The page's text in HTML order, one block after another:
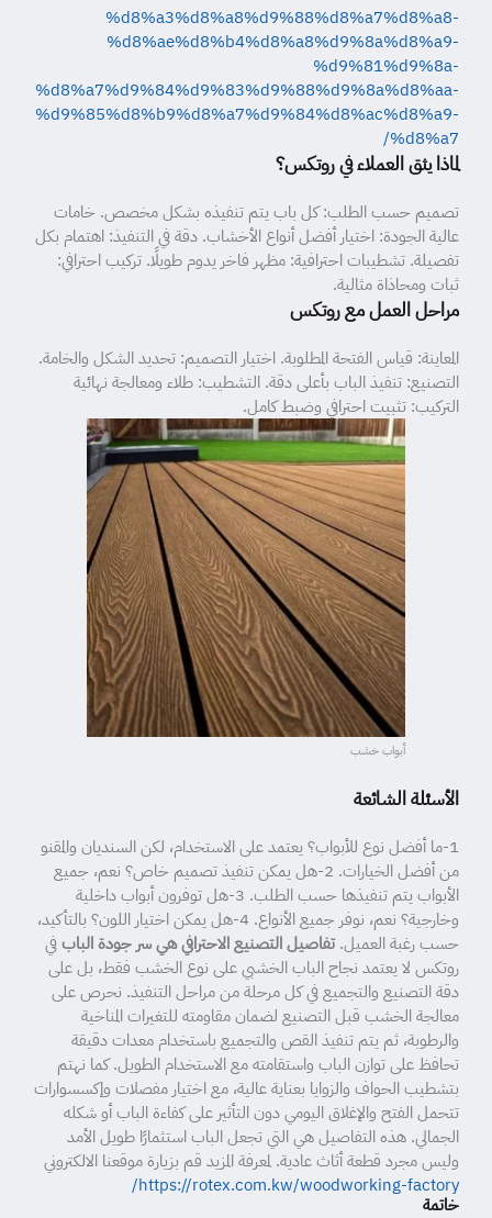
%d8%a3%d8%a8%d9%88%d8%a7%d8%a8-
%d8%ae%d8%b4%d8%a8%d9%8a%d8%a9-
%d9%81%d9%8a-
%d8%a7%d9%84%d9%83%d9%88%d9%8a%d8%aa-
%d9%85%d8%b9%d8%a7%d9%84%d8%ac%d8%a9-
%d8%a7/
لماذا يثق العملاء في روتكس؟
تصميم حسب الطلب: كل باب يتم تنفيذه بشكل مخصص. خامات
عالية الجودة: اختيار أفضل أنواع الأخشاب. دقة في التنفيذ: اهتمام بكل
تفصيلة. تشطيبات احترافية: مظهر فاخر يدوم طويلًا. تركيب احترافي:
ثبات ومحاذاة مثالية.
مراحل العمل مع روتكس
المعاينة: قياس الفتحة المطلوبة. اختيار التصميم: تحديد الشكل والخامة.
التصنيع: تنفيذ الباب بأعلى دقة. التشطيب: طلاء ومعالجة نهائية
التركيب: تثبيت احترافي وضبط كامل.
أبواب خشب
الأسئلة الشائعة
1-ما أفضل نوع للأبواب؟ يعتمد على الاستخدام، لكن السنديان والمقنو
من أفضل الخيارات. 2-هل يمكن تنفيذ تصميم خاص؟ نعم، جميع
الأبواب يتم تنفيذها حسب الطلب. 3-هل توفرون أبواب داخلية
وخارجية؟ نعم، نوفر جميع الأنواع. 4-هل يمكن اختيار اللون؟ بالتأكيد،
حسب رغبة العميل.تفاصيل التصنيع الاحترافي هي سر جودة البابفي
روتكس لا يعتمد نجاح الباب الخشبي على نوع الخشب فقط، بل على
دقة التصنيع والتجميع في كل مرحلة من مراحل التنفيذ. نحرص على
معالجة الخشب قبل التصنيع لضمان مقاومته للتغيرات المناخية
والرطوبة، ثم يتم تنفيذ القص والتجميع باستخدام معدات دقيقة
تحافظ على توازن الباب واستقامته مع الاستخدام الطويل. كما نهتم
بتشطيب الحواف والزوايا بعناية عالية، مع اختيار مفصلات وإكسسوارات
تتحمل الفتح والإغلاق اليومي دون التأثير على كفاءة الباب أو شكله
الجمالي. هذه التفاصيل هي التي تجعل الباب استثمارًا طويل الأمد
وليس مجرد قطعة أثاث عادية. لمعرفة المزيد قم بزيارة موقعنا الالكتروني
https://rotex.com.kw/woodworking-factory/
خاتمة